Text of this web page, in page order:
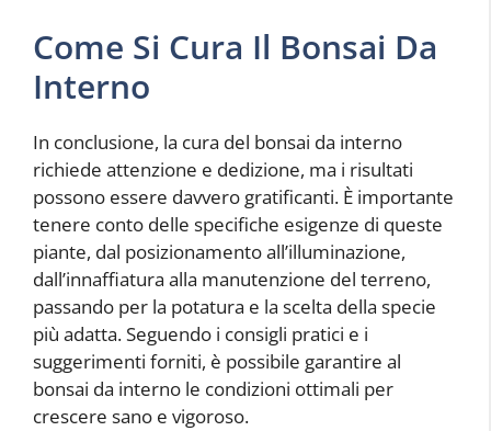
Come Si Cura Il Bonsai Da
Interno
In conclusione, la cura del bonsai da interno
richiede attenzione e dedizione, ma i risultati
possono essere davvero gratificanti. È importante
tenere conto delle specifiche esigenze di queste
piante, dal posizionamento all’illuminazione,
dall’innaffiatura alla manutenzione del terreno,
passando per la potatura e la scelta della specie
più adatta. Seguendo i consigli pratici e i
suggerimenti forniti, è possibile garantire al
bonsai da interno le condizioni ottimali per
crescere sano e vigoroso.